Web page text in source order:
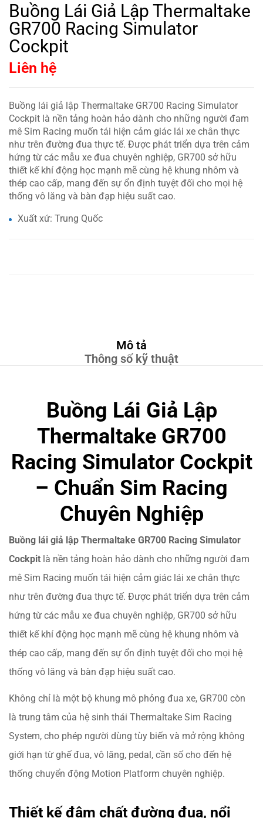
Buồng Lái Giả Lập Thermaltake
GR700 Racing Simulator
Cockpit
Liên hệ
Buồng lái giả lập Thermaltake GR700 Racing Simulator
Cockpit là nền tảng hoàn hảo dành cho những người đam
mê Sim Racing muốn tái hiện cảm giác lái xe chân thực
như trên đường đua thực tế. Được phát triển dựa trên cảm
hứng từ các mẫu xe đua chuyên nghiệp, GR700 sở hữu
thiết kế khí động học mạnh mẽ cùng hệ khung nhôm và
thép cao cấp, mang đến sự ổn định tuyệt đối cho mọi hệ
thống vô lăng và bàn đạp hiệu suất cao.
Xuất xứ: Trung Quốc
Mô tả
Thông số kỹ thuật
Buồng Lái Giả Lập
Thermaltake GR700
Racing Simulator Cockpit
– Chuẩn Sim Racing
Chuyên Nghiệp
Buồng lái giả lập Thermaltake GR700 Racing Simulator
Cockpit là nền tảng hoàn hảo dành cho những người đam
mê Sim Racing muốn tái hiện cảm giác lái xe chân thực
như trên đường đua thực tế. Được phát triển dựa trên cảm
hứng từ các mẫu xe đua chuyên nghiệp, GR700 sở hữu
thiết kế khí động học mạnh mẽ cùng hệ khung nhôm và
thép cao cấp, mang đến sự ổn định tuyệt đối cho mọi hệ
thống vô lăng và bàn đạp hiệu suất cao.
Không chỉ là một bộ khung mô phỏng đua xe, GR700 còn
là trung tâm của hệ sinh thái Thermaltake Sim Racing
System, cho phép người dùng tùy biến và mở rộng không
giới hạn từ ghế đua, vô lăng, pedal, cần số cho đến hệ
thống chuyển động Motion Platform chuyên nghiệp.
Thiết kế đậm chất đường đua, nổi